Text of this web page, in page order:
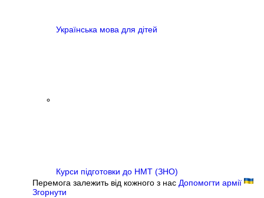
Українська мова для дітей
Курси підготовки до НМТ (ЗНО)
Перемога залежить від кожного з нас Допомогти армії
Згорнути